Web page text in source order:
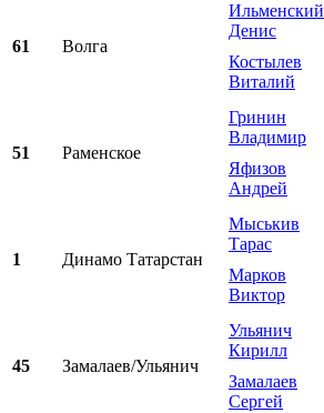
61 Волга
Ильменский
Денис
Костылев
Виталий
51 Раменское
Гринин
Владимир
Яфизов
Андрей
1 Динамо Татарстан
Мыськив
Тарас
Марков
Виктор
45 Замалаев/Ульянич
Ульянич
Кирилл
Замалаев
Сергей